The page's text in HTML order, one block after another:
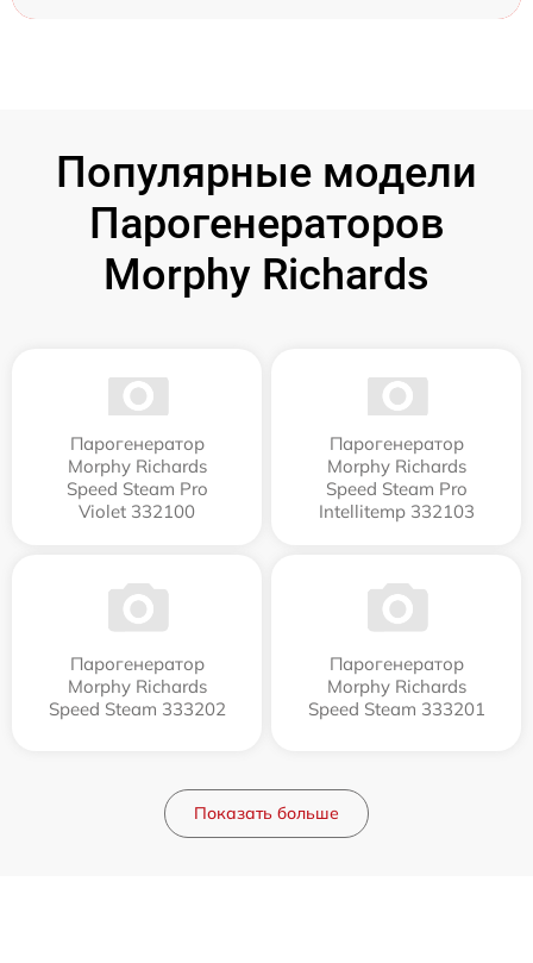
Популярные модели
Парогенераторов
Morphy Richards
Парогенератор
Morphy Richards
Speed Steam Pro
Violet 332100
Парогенератор
Morphy Richards
Speed Steam Pro
Intellitemp 332103
Парогенератор
Morphy Richards
Speed Steam 333202
Парогенератор
Morphy Richards
Speed Steam 333201
Показать больше